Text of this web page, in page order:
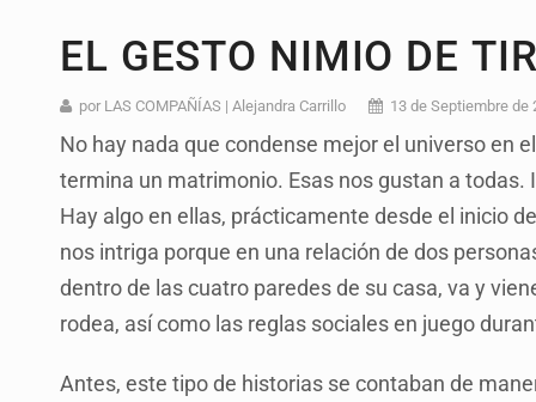
Llega en carreta al hospital tras
Motociclista fue perseguido y
Descartan riesgo tras reportes de
Cae en Zapopan prófugo
UdeG convierte residuos de agave
Quinto Patio
Se recuperan ya de ciclosporiasis
Procesan a el “R1”, presunto
EL GESTO NIMIO DE
por LAS COMPAÑÍAS | Alejandra Carrillo 13 de Septiembre de
No hay nada que condense mejor el universo en
termina un matrimonio. Esas nos gustan a
Hay algo en ellas, prácticamente desde el inicio
nos intriga porque en una relación de dos
dentro de las cuatro paredes de su casa, va y
rodea, así como las reglas sociales en juego
Antes, este tipo de historias se contaban de